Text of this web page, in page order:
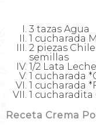
3 tazas Agua
1 cucharada
2 piezas
semillas
1/2 Lata
1 cucharada
1 cucharada
1
Receta Crema